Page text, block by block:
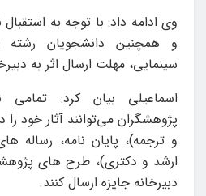
وی ادامه داد: با توجه به
و همچنین دانشجویان
سینمایی، مهلت ارسال اثر به دبیرخانه تا ۸ آذر
اسماعیلی بیان کرد: تمامی
پژوهشگران می‌توانند آثار خود
و ترجمه)، پایان نامه، رساله
ارشد و دکتری)، طرح های
دبیرخانه جایزه ارسال کنند.